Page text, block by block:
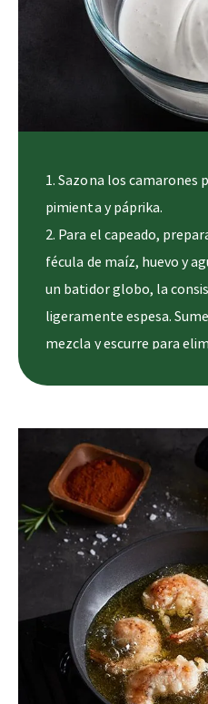
Sazona los camarones
pimienta y páprika.
Para el capeado,
fécula de maíz, huevo y
un batidor globo, la
ligeramente espesa.
mezcla y escurre para